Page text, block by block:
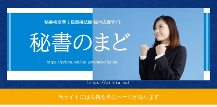
当サイトには広告を含むページがあります